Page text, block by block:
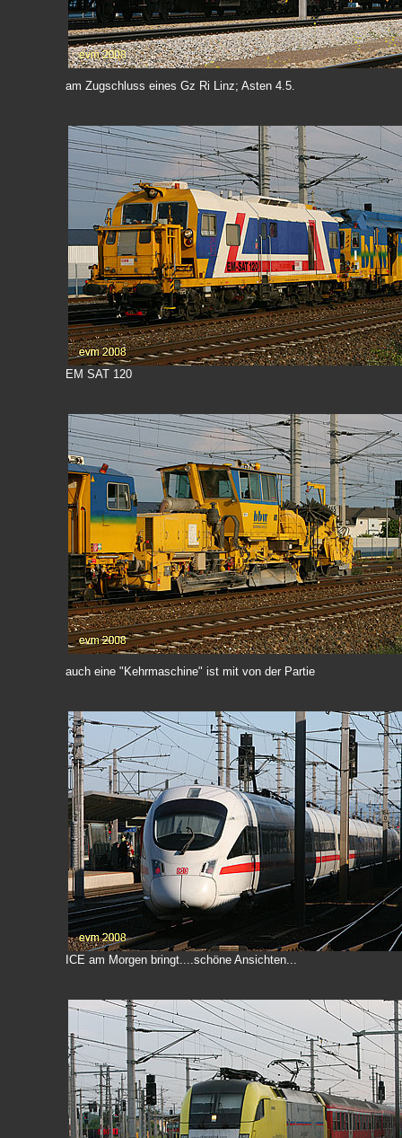
am Zugschluss eines Gz Ri Linz; Asten 4.5.
EM SAT 120
auch eine "Kehrmaschine" ist mit von der Partie
ICE am Morgen bringt....schöne Ansichten...